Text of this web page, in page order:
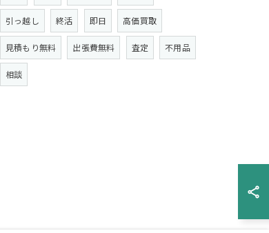
引っ越し 終活 即日 高価買取
見積もり無料 出張費無料 査定 不用品
相談